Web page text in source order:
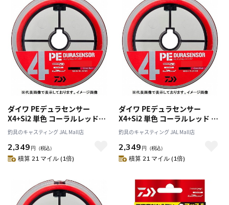
ダイワ PEデュラセンサー
X4+Si2 単色 コーラルレッド
2.5号-300m
釣具のキャスティング JAL Mall店
2,349 円 （税込）
積算 21 マイル (1倍)
ダイワ PEデュラセンサー
X4+Si2 単色 コーラルレッド 3
号-300m
釣具のキャスティング JAL Mall店
2,349 円 （税込）
積算 21 マイル (1倍)